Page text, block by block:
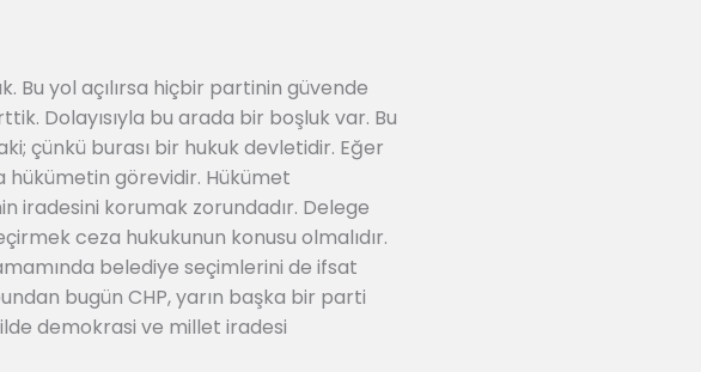
Bu yol açılırsa hiçbir partinin güvende
Dolayısıyla bu arada bir boşluk var. Bu
çünkü burası bir hukuk devletidir. Eğer
görevidir. Hükümet
iradesini korumak zorundadır. Delege
ceza hukukunun konusu olmalıdır.
belediye seçimlerini de ifsat
bugün CHP, yarın başka bir parti
demokrasi ve millet iradesi